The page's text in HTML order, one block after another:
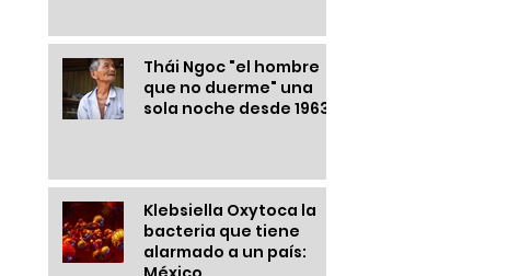
Thái Ngoc "el hombre
que no duerme" una
sola noche desde 1963
Klebsiella Oxytoca la
bacteria que tiene
alarmado a un país: